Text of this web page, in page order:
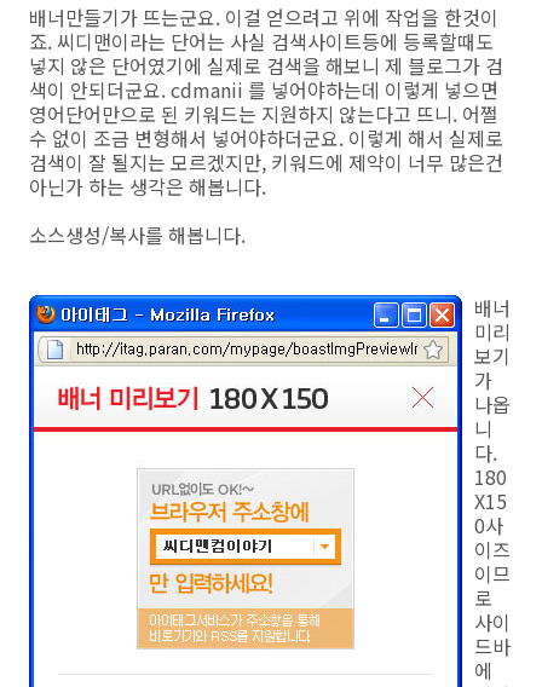
배너만들기가 뜨는군요. 이걸 얻으려고 위에 작업을 한것이
죠. 씨디맨이라는 단어는 사실 검색사이트등에 등록할때도
넣지 않은 단어였기에 실제로 검색을 해보니 제 블로그가 검
색이 안되더군요. cdmanii 를 넣어야하는데 이렇게 넣으면
영어단어만으로 된 키워드는 지원하지 않는다고 뜨니. 어쩔
수 없이 조금 변형해서 넣어야하더군요. 이렇게 해서 실제로
검색이 잘 될지는 모르겠지만, 키워드에 제약이 너무 많은건
아닌가 하는 생각은 해봅니다.
소스생성/복사를 해봅니다.
배너
미리
보기
가
나옵
니
다.
180
X15
0사
이즈
이므
로
사이
드바
에